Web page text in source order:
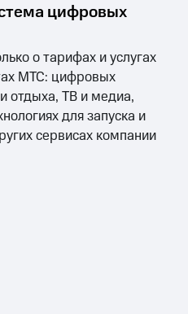
цифровых
о тарифах и услугах
МТС: цифровых
отдыха, ТВ и медиа,
для запуска и
сервисах компании